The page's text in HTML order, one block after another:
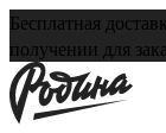
Бесплатная
получении для